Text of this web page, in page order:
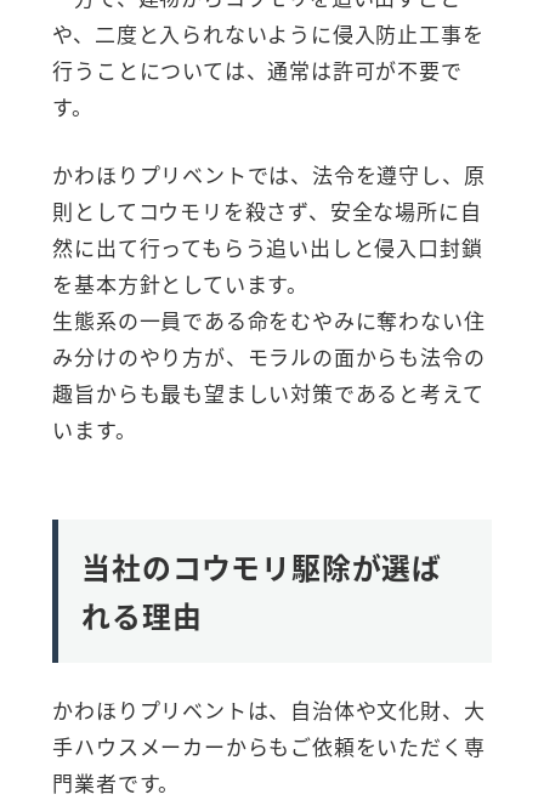
や、二度と入られないように侵入防止工事を
行うことについては、通常は許可が不要で
す。
かわほりプリベントでは、法令を遵守し、原
則としてコウモリを殺さず、安全な場所に自
然に出て行ってもらう追い出しと侵入口封鎖
を基本方針としています。
生態系の一員である命をむやみに奪わない住
み分けのやり方が、モラルの面からも法令の
趣旨からも最も望ましい対策であると考えて
います。
当社のコウモリ駆除が選ば
れる理由
かわほりプリベントは、自治体や文化財、大
手ハウスメーカーからもご依頼をいただく専
門業者です。